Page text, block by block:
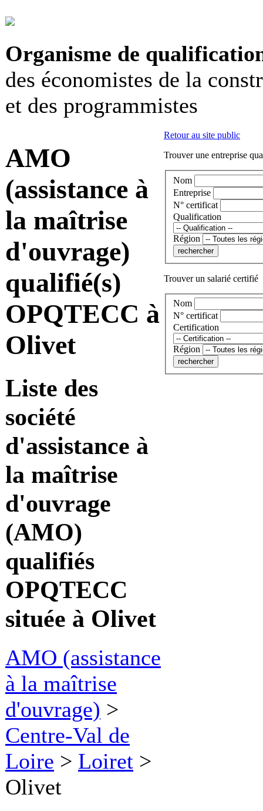
Organisme de
des économistes de la
et des programmistes
AMO
(assistance à
la maîtrise
d'ouvrage)
qualifié(s)
OPQTECC à
Olivet
Liste des
société
d'assistance à
la maîtrise
d'ouvrage
(AMO)
qualifiés
OPQTECC
située à Olivet
AMO (assistance
à la maîtrise
d'ouvrage) >
Centre-Val de
Loire > Loiret >
Olivet
Retour au site public
Trouver une entreprise
Nom
Entreprise
N° certificat
Qualification
Région
Trouver un salarié certifié
Nom
N° certificat
Certification
Région